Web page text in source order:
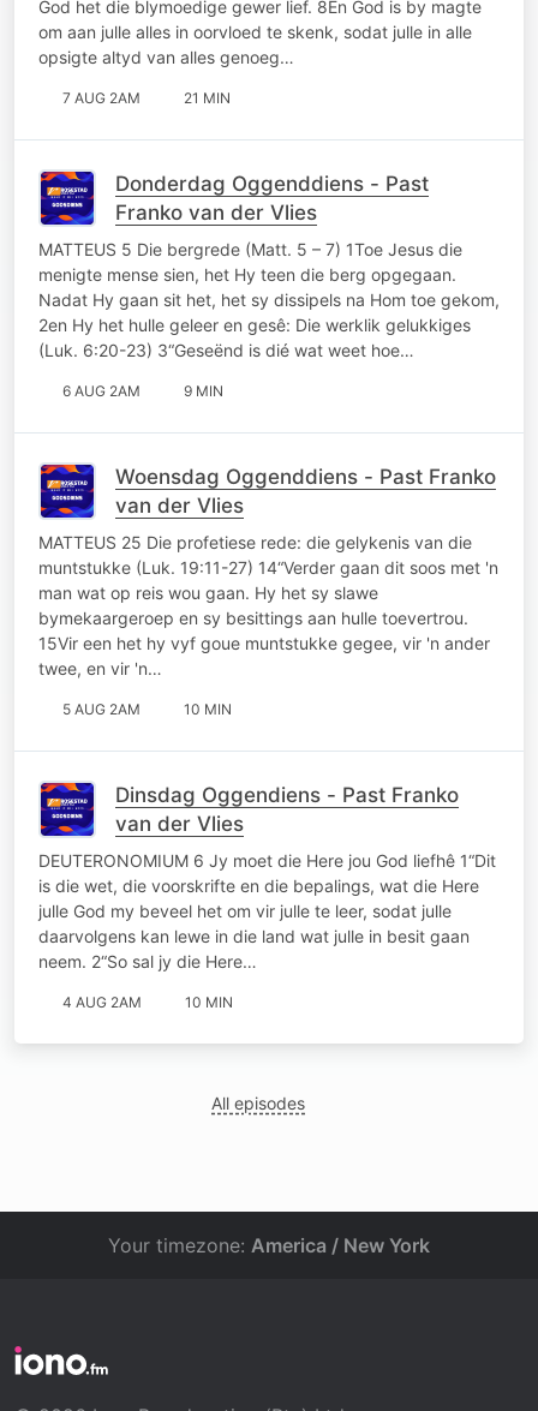
God het die blymoedige gewer lief. 8En God is by magte
om aan julle alles in oorvloed te skenk, sodat julle in alle
opsigte altyd van alles genoeg…
7 AUG 2AM 21 MIN
Donderdag Oggenddiens - Past
Franko van der Vlies
MATTEUS 5 Die bergrede (Matt. 5 – 7) 1Toe Jesus die
menigte mense sien, het Hy teen die berg opgegaan.
Nadat Hy gaan sit het, het sy dissipels na Hom toe gekom,
2en Hy het hulle geleer en gesê: Die werklik gelukkiges
(Luk. 6:20-23) 3“Geseënd is dié wat weet hoe…
6 AUG 2AM 9 MIN
Woensdag Oggenddiens - Past Franko
van der Vlies
MATTEUS 25 Die profetiese rede: die gelykenis van die
muntstukke (Luk. 19:11-27) 14“Verder gaan dit soos met 'n
man wat op reis wou gaan. Hy het sy slawe
bymekaargeroep en sy besittings aan hulle toevertrou.
15Vir een het hy vyf goue muntstukke gegee, vir 'n ander
twee, en vir 'n…
5 AUG 2AM 10 MIN
Dinsdag Oggendiens - Past Franko
van der Vlies
DEUTERONOMIUM 6 Jy moet die Here jou God liefhê 1“Dit
is die wet, die voorskrifte en die bepalings, wat die Here
julle God my beveel het om vir julle te leer, sodat julle
daarvolgens kan lewe in die land wat julle in besit gaan
neem. 2“So sal jy die Here…
4 AUG 2AM 10 MIN
All episodes
Your timezone: America / New York